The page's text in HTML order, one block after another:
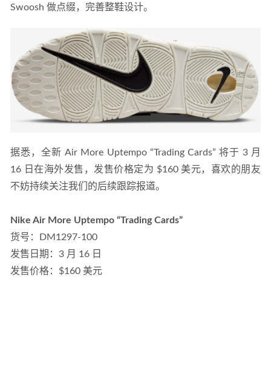
Swoosh 做点缀，完善整鞋设计。
据悉，全新 Air More Uptempo “Trading Cards” 将于 3 月
16 日在海外发售，发售价格定为 $160 美元，喜欢的朋友
不妨持续关注我们的后续跟踪报道。
Nike Air More Uptempo “Trading Cards”
货号：DM1297-100
发售日期：3 月 16 日
发售价格：$160 美元